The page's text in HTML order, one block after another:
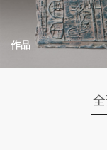
作品